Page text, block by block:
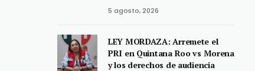
5 agosto, 2026
LEY MORDAZA: Arremete el
PRI en Quintana Roo vs Morena
y los derechos de audiencia